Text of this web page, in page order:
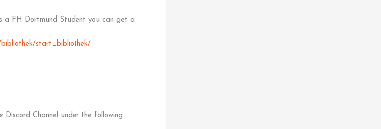
a FH Dortmund Student you can get a
bibliothek/start_bibliothek/
Channel under the following